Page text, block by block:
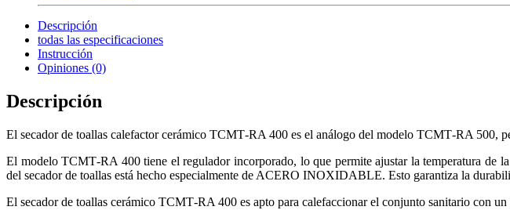
Descripción
todas las especificaciones
Instrucción
Opiniones (0)
Descripción
El secador de toallas calefactor cerámico ТСМТ-RA 400 es el análogo del modelo ТСМТ-RA 500,
El modelo ТСМТ-RA 400 tiene el regulador incorporado, lo que permite ajustar la temperatura de
del secador de toallas está hecho especialmente de ACERO INOXIDABLE. Esto garantiza la
El secador de toallas cerámico ТСМТ-RA 400 es apto para calefaccionar el conjunto sanitario con un